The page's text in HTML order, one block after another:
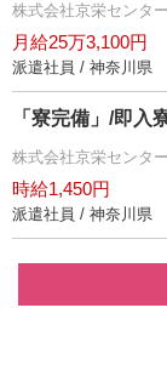
株式会社京栄センター
月給25万3,100円
派遣社員 / 神奈川県
「寮完備」/即入
株式会社京栄センター
時給1,450円
派遣社員 / 神奈川県